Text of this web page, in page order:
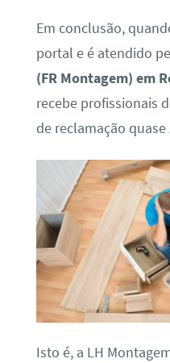
Em conclusão,
portal e é atendido
(FR Montagem) em
recebe profissionais
de reclamação quase
Isto é, a LH